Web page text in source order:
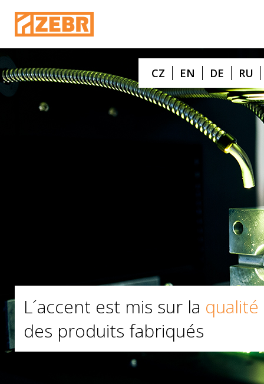
CZ EN DE RU
L´accent est mis sur la qualité
des produits fabriqués
Les machines sont sans cesse
améliorées
pour répondre à des
nécessités